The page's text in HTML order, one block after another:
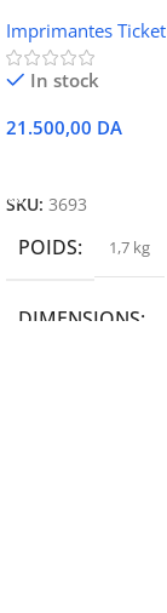
Ethernet
Imprimantes Ticket
In stock
21.500,00 DA
SKU: 3693
POIDS 1,7 kg
DIMENSIONS